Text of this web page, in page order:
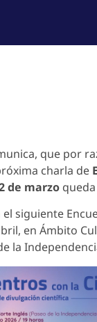
que por
charla de
de marzo queda
siguiente
en Ámbito
la